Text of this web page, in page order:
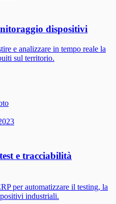
dispositivi
e analizzare in tempo reale la
sul territorio.
e tracciabilità
per automatizzare il testing, la
industriali.